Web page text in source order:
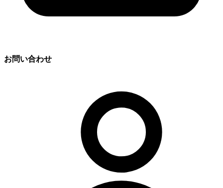
お問い合わせ